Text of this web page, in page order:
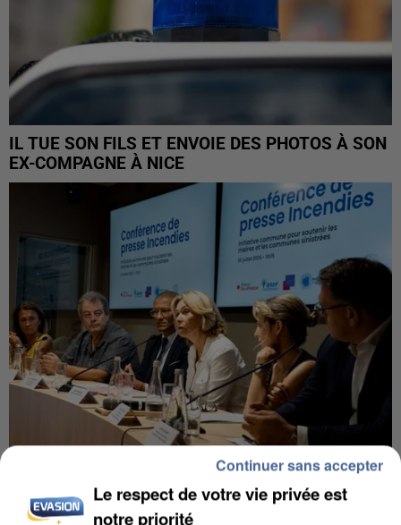
IL TUE SON FILS ET ENVOIE DES PHOTOS À SON
EX-COMPAGNE À NICE
INCENDIES : L’ÎLE-DE-FRANCE LANCE UN ÉLAN
DE SOLIDARITÉ AVEC LES...
Le respect de votre vie privée est
notre priorité
Continuer sans accepter